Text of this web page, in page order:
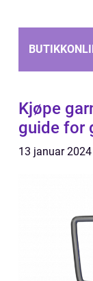
Kjøpe
guide for
13 januar 2024